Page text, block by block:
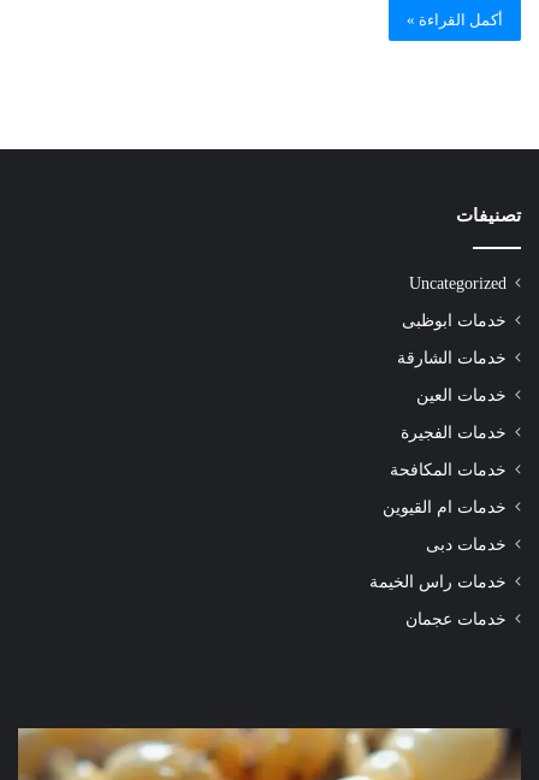
أكمل القراءة »
تصنيفات
Uncategorized
خدمات ابوظبى
خدمات الشارقة
خدمات العين
خدمات الفجيرة
خدمات المكافحة
خدمات ام القيوين
خدمات دبى
خدمات راس الخيمة
خدمات عجمان
شركة
مكافحة